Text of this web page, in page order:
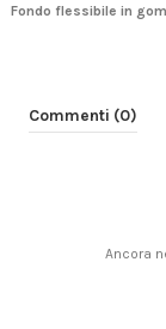
Fondo flessibile in
Commenti (0)
Ancora